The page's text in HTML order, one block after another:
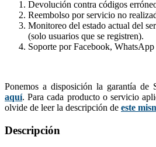
Devolución contra códigos
Reembolso por servicio no
Monitoreo del estado actual del
(solo usuarios que se registren).
Soporte por Facebook,
Ponemos a disposición la garantía de
aquí. Para cada producto o servicio
olvide de leer la descripción de este
Descripción